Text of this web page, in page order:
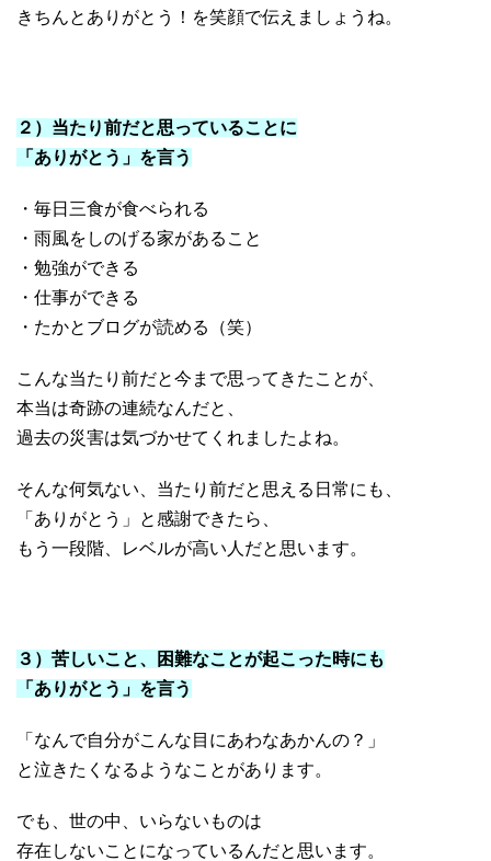
きちんとありがとう！を笑顔で伝えましょうね。
２）当たり前だと思っていることに
「ありがとう」を言う
・毎日三食が食べられる
・雨風をしのげる家があること
・勉強ができる
・仕事ができる
・たかとブログが読める（笑）
こんな当たり前だと今まで思ってきたことが、
本当は奇跡の連続なんだと、
過去の災害は気づかせてくれましたよね。
そんな何気ない、当たり前だと思える日常にも、
「ありがとう」と感謝できたら、
もう一段階、レベルが高い人だと思います。
３）苦しいこと、困難なことが起こった時にも
「ありがとう」を言う
「なんで自分がこんな目にあわなあかんの？」
と泣きたくなるようなことがあります。
でも、世の中、いらないものは
存在しないことになっているんだと思います。